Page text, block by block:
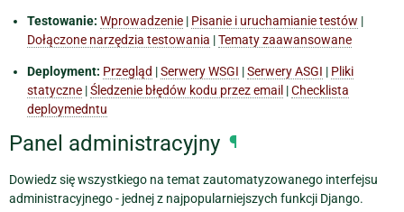
Testowanie: Wprowadzenie | Pisanie i uruchamianie testów |
Dołączone narzędzia testowania |Tematy zaawansowane
Deployment: Przegląd |Serwery WSGI |Serwery ASGI | Pliki
statyczne |Śledzenie błędów kodu przez email |Checklista
deploymedntu
Panel administracyjny ¶
Dowiedz się wszystkiego na temat zautomatyzowanego interfejsu
administracyjnego - jednej z najpopularniejszych funkcji Django.